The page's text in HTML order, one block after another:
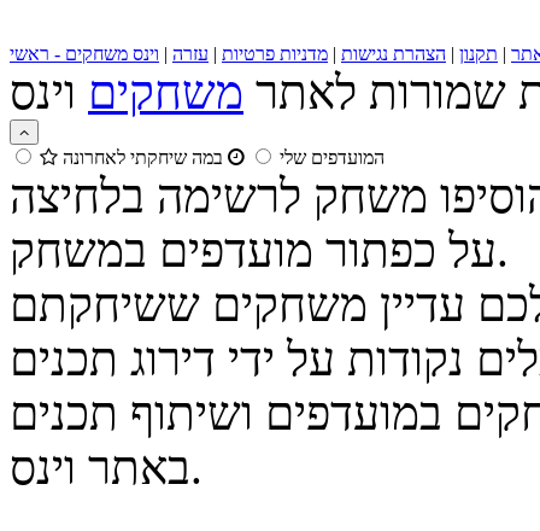
| תקנון | הצהרת נגישות | מדניות פרטיות | עזרה | וינס משחקים - ראשי
שמורות לאתר משחקים
המועדפים שלי במה שיחקתי לאחרונה
משחק לרשימה בלחיצה
על כפתור מועדפים במשחק.
על ידי דירוג תכנים
במועדפים ושיתוף תכנים
באתר וינס.